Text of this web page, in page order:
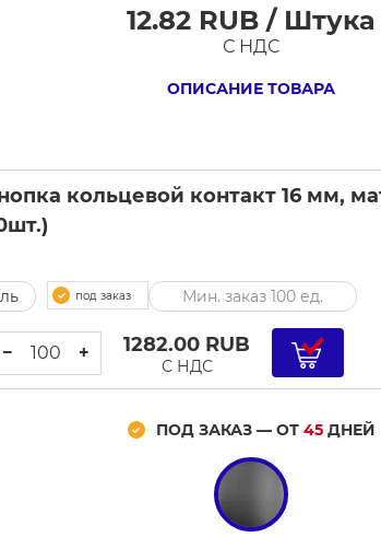
12.82 RUB / Штука
С НДС
ОПИСАНИЕ ТОВАРА
кольцевой контакт 16 мм,
под заказ Мин. заказ 100 ед.
− + 1282.00 RUB
С НДС
ПОД ЗАКАЗ — ОТ 45 ДНЕЙ